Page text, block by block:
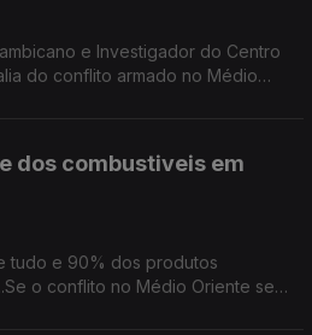
e Investigador do Centro
do conflito armado no Médio
dos combustiveis em
tudo e 90% dos produtos
o conflito no Médio Oriente se